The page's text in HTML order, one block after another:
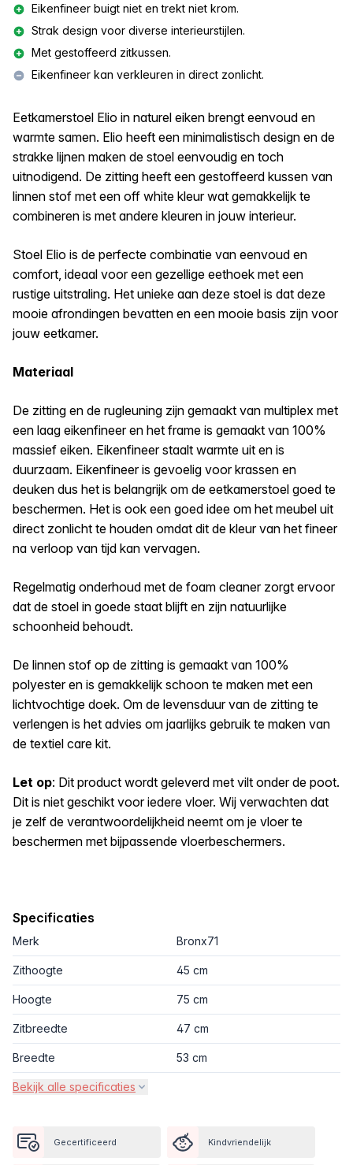
Eikenfineer buigt niet en trekt niet krom.
Strak design voor diverse interieurstijlen.
Met gestoffeerd zitkussen.
Eikenfineer kan verkleuren in direct zonlicht.
Eetkamerstoel Elio in naturel eiken brengt eenvoud en
warmte samen. Elio heeft een minimalistisch design en de
strakke lijnen maken de stoel eenvoudig en toch
uitnodigend. De zitting heeft een gestoffeerd kussen van
linnen stof met een off white kleur wat gemakkelijk te
combineren is met andere kleuren in jouw interieur.
Stoel Elio is de perfecte combinatie van eenvoud en
comfort, ideaal voor een gezellige eethoek met een
rustige uitstraling. Het unieke aan deze stoel is dat deze
mooie afrondingen bevatten en een mooie basis zijn voor
jouw eetkamer.
Materiaal
De zitting en de rugleuning zijn gemaakt van multiplex met
een laag eikenfineer en het frame is gemaakt van 100%
massief eiken. Eikenfineer staalt warmte uit en is
duurzaam. Eikenfineer is gevoelig voor krassen en
deuken dus het is belangrijk om de eetkamerstoel goed te
beschermen. Het is ook een goed idee om het meubel uit
direct zonlicht te houden omdat dit de kleur van het fineer
na verloop van tijd kan vervagen.
Regelmatig onderhoud met de foam cleaner zorgt ervoor
dat de stoel in goede staat blijft en zijn natuurlijke
schoonheid behoudt.
De linnen stof op de zitting is gemaakt van 100%
polyester en is gemakkelijk schoon te maken met een
lichtvochtige doek. Om de levensduur van de zitting te
verlengen is het advies om jaarlijks gebruik te maken van
de textiel care kit.
Let op: Dit product wordt geleverd met vilt onder de poot.
Dit is niet geschikt voor iedere vloer. Wij verwachten dat
je zelf de verantwoordelijkheid neemt om je vloer te
beschermen met bijpassende vloerbeschermers.
Specificaties
Merk Bronx71
Zithoogte 45 cm
Hoogte 75 cm
Zitbreedte 47 cm
Breedte 53 cm
Bekijk alle specificaties
Gecertificeerd Kindvriendelijk